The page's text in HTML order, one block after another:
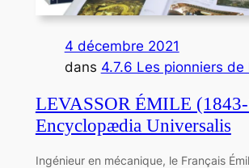
4 décembre 2021
dans 4.7.6 Les pionniers de
LEVASSOR ÉMILE
Encyclopædia Universalis
Ingénieur en mécanique, le Français